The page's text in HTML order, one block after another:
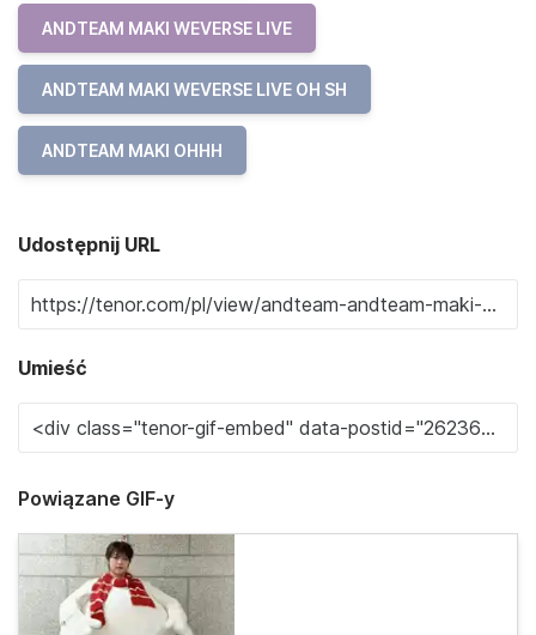
ANDTEAM MAKI WEVERSE LIVE
ANDTEAM MAKI WEVERSE LIVE OH SH
ANDTEAM MAKI OHHH
Udostępnij URL
Umieść
Powiązane GIF-y